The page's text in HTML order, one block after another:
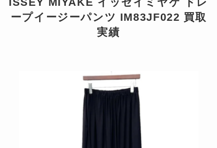
ープイージーパンツ IM83JF022 買取
実績